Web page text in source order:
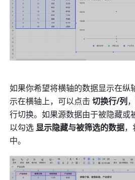
如果你希望将横轴的数据显示在纵
示在横轴上，可以点击 切换行/列
行切换。如果源数据由于被隐藏或
以勾选 显示隐藏与被筛选的数据
中。